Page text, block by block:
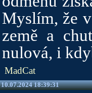
Myslím, že
země a
nulová, i
MadCat
10.07.2024 18:39:31